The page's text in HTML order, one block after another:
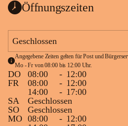
Öffnungszeiten
Geschlossen
Angegebene Zeiten gelten für Post und
Mo - Fr von 08:00 bis 12:00 Uhr.
DO 08:00 - 12:00
FR
08:00 - 12:00
14:00
- 17:00
SA
Geschlossen
SO
Geschlossen
MO 08:00 - 12:00